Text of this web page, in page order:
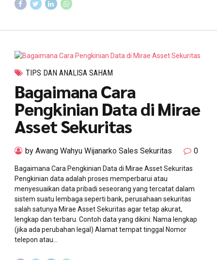
TIPS DAN ANALISA SAHAM
Bagaimana Cara
Pengkinian Data di Mirae
Asset Sekuritas
by Awang Wahyu Wijanarko Sales Sekuritas 0
Bagaimana Cara Pengkinian Data di Mirae Asset Sekuritas
Pengkinian data adalah proses memperbarui atau
menyesuaikan data pribadi seseorang yang tercatat dalam
sistem suatu lembaga seperti bank, perusahaan sekuritas
salah satunya Mirae Asset Sekuritas agar tetap akurat,
lengkap dan terbaru. Contoh data yang dikini: Nama lengkap
(jika ada perubahan legal) Alamat tempat tinggal Nomor
telepon atau...